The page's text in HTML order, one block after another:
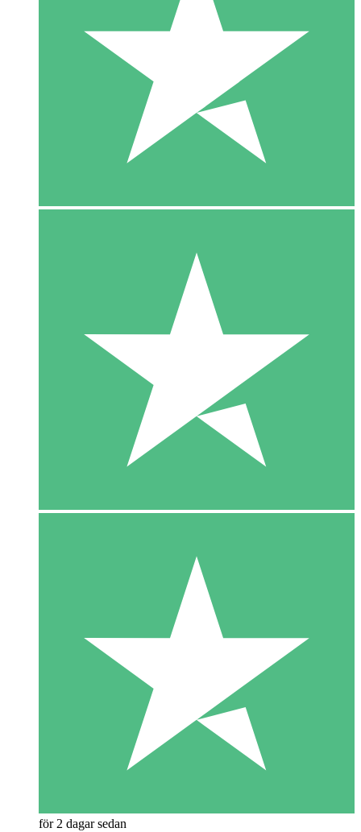
för 2 dagar sedan